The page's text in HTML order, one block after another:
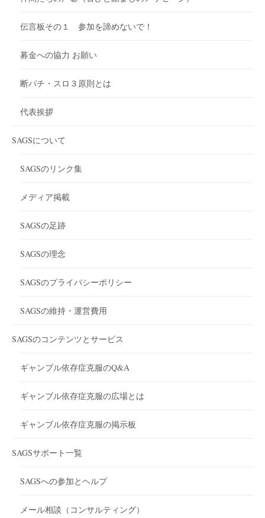
伝言板その１ 参加を諦めないで！
募金への協力 お願い
断パチ・スロ３原則とは
代表挨拶
SAGSについて
SAGSのリンク集
メディア掲載
SAGSの足跡
SAGSの理念
SAGSのプライバシーポリシー
SAGSの維持・運営費用
SAGSのコンテンツとサービス
ギャンブル依存症克服のQ&A
ギャンブル依存症克服の広場とは
ギャンブル依存症克服の掲示板
SAGSサポート一覧
SAGSへの参加とヘルプ
メール相談（コンサルティング）